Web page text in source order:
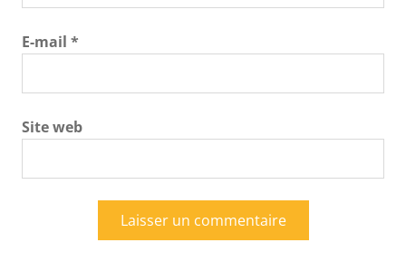
E-mail *
Site web